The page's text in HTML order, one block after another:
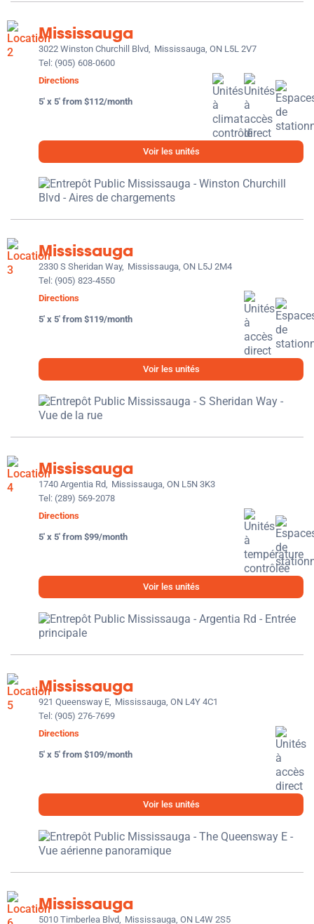
Mississauga
3022 Winston Churchill Blvd, Mississauga, ON L5L 2V7
Tel: (905) 608-0600
Directions
5' x 5' from $112/month
Voir les unités
Mississauga
2330 S Sheridan Way, Mississauga, ON L5J 2M4
Tel: (905) 823-4550
Directions
5' x 5' from $119/month
Voir les unités
Mississauga
1740 Argentia Rd, Mississauga, ON L5N 3K3
Tel: (289) 569-2078
Directions
5' x 5' from $99/month
Voir les unités
Mississauga
921 Queensway E, Mississauga, ON L4Y 4C1
Tel: (905) 276-7699
Directions
5' x 5' from $109/month
Voir les unités
Mississauga
5010 Timberlea Blvd, Mississauga, ON L4W 2S5